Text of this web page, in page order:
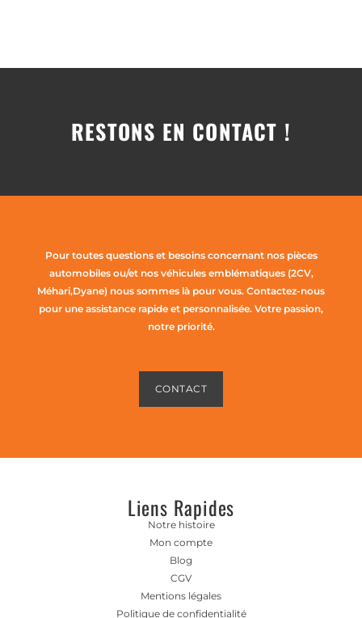
RESTONS EN CONTACT !
Pour toutes questions et besoins concernant nos pièces
automobiles ou/et nos véhicules emblématiques (2CV,
Méhari,Dyane) nous sommes là pour vous. Contactez-nous
pour une assistance rapide et personnalisée. Votre passion,
notre priorité.
CONTACT
Liens Rapides
Notre histoire
Mon compte
Blog
CGV
Mentions légales
Politique de confidentialité